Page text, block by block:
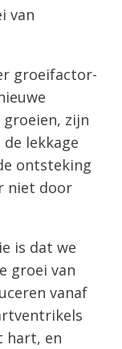
van
groeifactor-
zijn
lekkage
ontsteking
niet door
is dat we
groei van
vanaf
hart, en